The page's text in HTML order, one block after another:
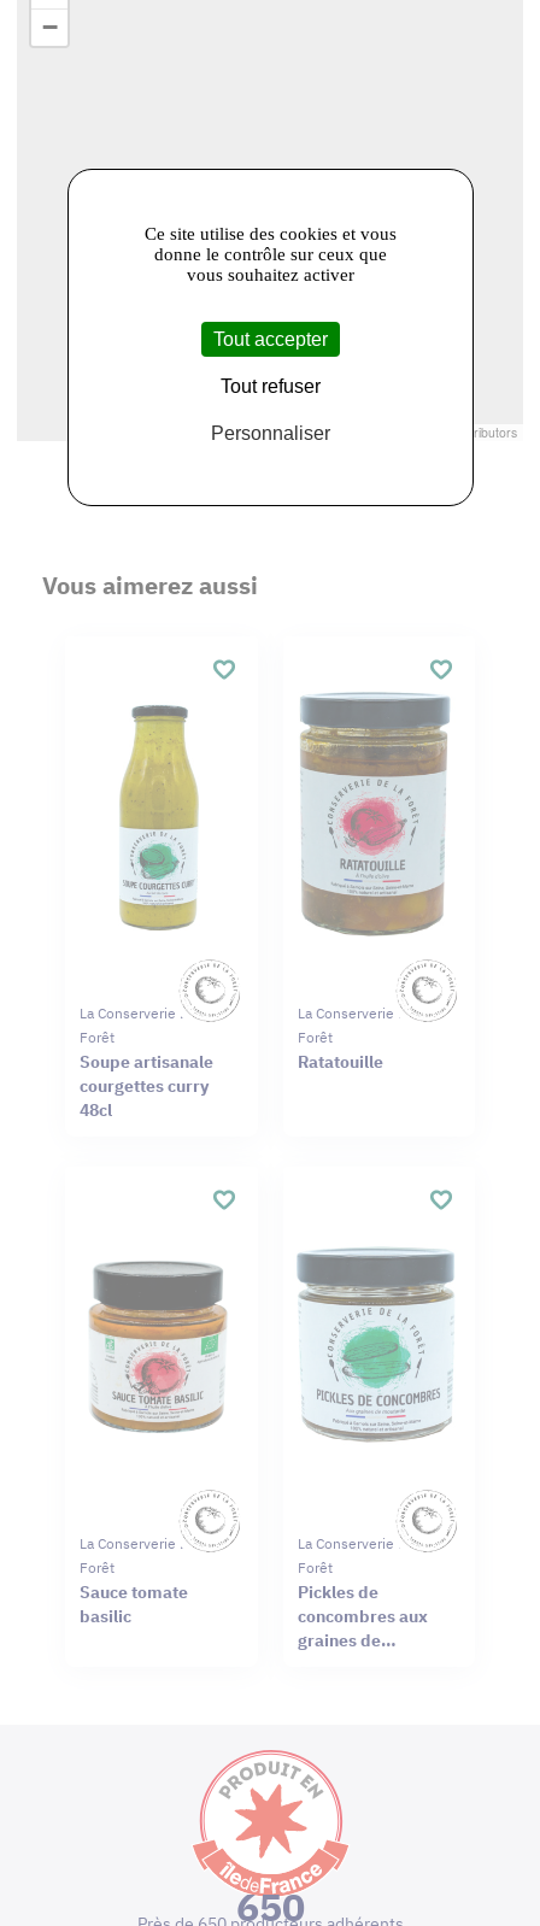
−
© Openstreetmap France | © contributors
Vous aimerez aussi
La Conserverie De La
Forêt
Soupe artisanale
courgettes curry
48cl
La Conserverie De La
Forêt
Ratatouille
La Conserverie De La
Forêt
Sauce tomate
basilic
La Conserverie De La
Forêt
Pickles de
concombres aux
graines de
650
Ce site utilise des cookies et vous
donne le contrôle sur ceux que
vous souhaitez activer
Tout accepter
Tout refuser
Personnaliser